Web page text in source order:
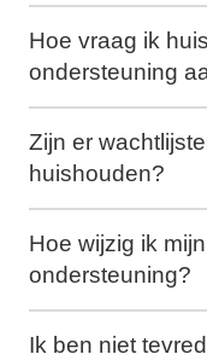
Hoe vraag ik
ondersteuning
Zijn er
huishouden?
Hoe wijzig ik
ondersteuning?
Ik ben niet